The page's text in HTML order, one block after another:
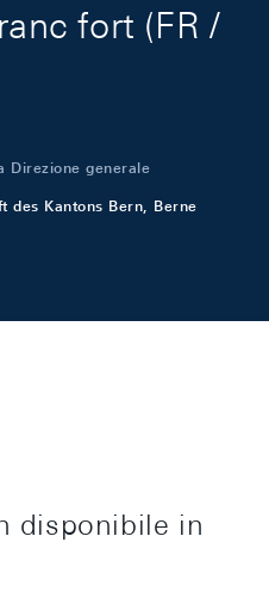
fort (FR /
Direzione generale
des Kantons Bern, Berne
disponibile in